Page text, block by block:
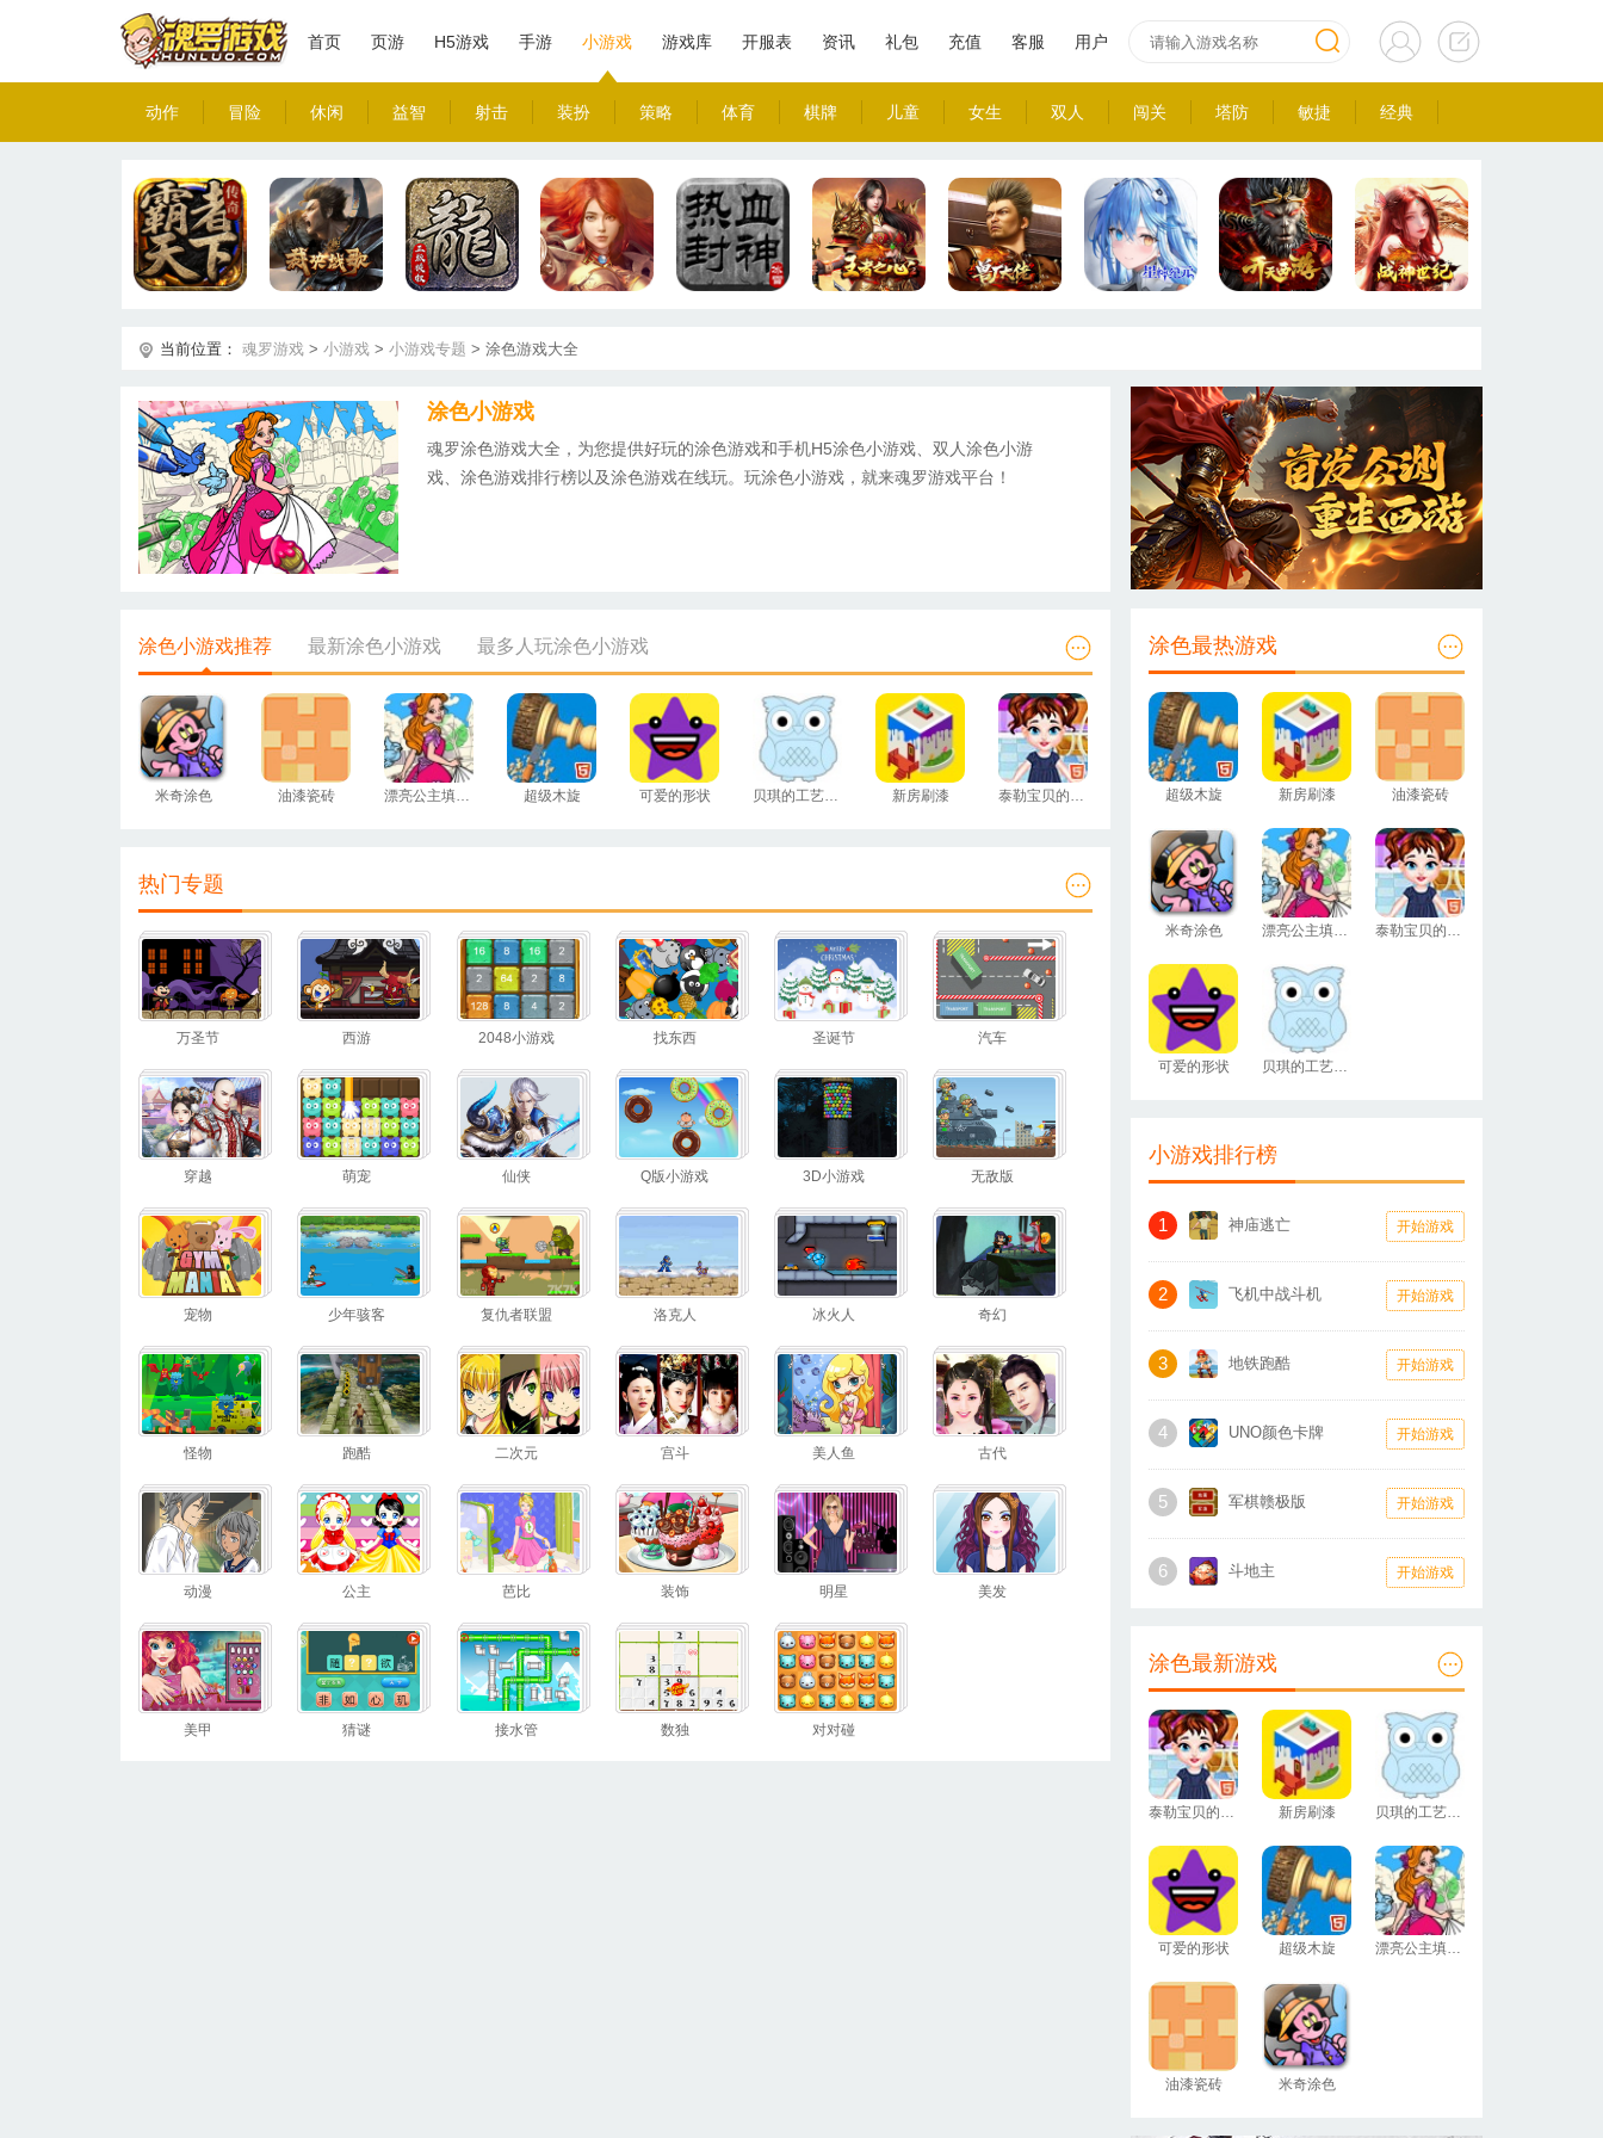
首页 页游 H5游戏 手游 小游戏
动作 冒险 休闲 益智 射击 装扮 策略 体育 棋牌 儿童 女生 双人 闯关 塔防 敏捷 经典
游戏库 开服表 资讯 礼包 充值 客服 用户
当前位置： 魂罗游戏 > 小游戏 > 小游戏专题 > 涂色游戏大全
涂色小游戏
魂罗涂色游戏大全，为您提供好玩的涂色游戏和手机H5涂色小游戏、双人涂色小游
戏、涂色游戏排行榜以及涂色游戏在线玩。玩涂色小游戏，就来魂罗游戏平台！
涂色小游戏推荐 最新涂色小游戏 最多人玩涂色小游戏
米奇涂色 油漆瓷砖 漂亮公主填颜色 超级木旋 可爱的形状 贝琪的工艺沙画 新房刷漆 泰勒宝贝的绘画班
热门专题
万圣节 西游 2048小游戏 找东西 圣诞节 汽车
穿越 萌宠 仙侠 Q版小游戏 3D小游戏 无敌版
宠物 少年骇客 复仇者联盟 洛克人 冰火人 奇幻
怪物 跑酷 二次元 宫斗 美人鱼 古代
动漫 公主 芭比 装饰 明星 美发
美甲 猜谜 接水管 数独 对对碰
涂色最热游戏
超级木旋 新房刷漆 油漆瓷砖
米奇涂色 漂亮公主填颜色 泰勒宝贝的绘画班
可爱的形状 贝琪的工艺沙画
小游戏排行榜
1 神庙逃亡 开始游戏
2 飞机中战斗机 开始游戏
3 地铁跑酷 开始游戏
4 UNO颜色卡牌 开始游戏
5 军棋赣极版 开始游戏
6 斗地主 开始游戏
涂色最新游戏
泰勒宝贝的绘画班 新房刷漆 贝琪的工艺沙画
可爱的形状 超级木旋 漂亮公主填颜色
油漆瓷砖 米奇涂色